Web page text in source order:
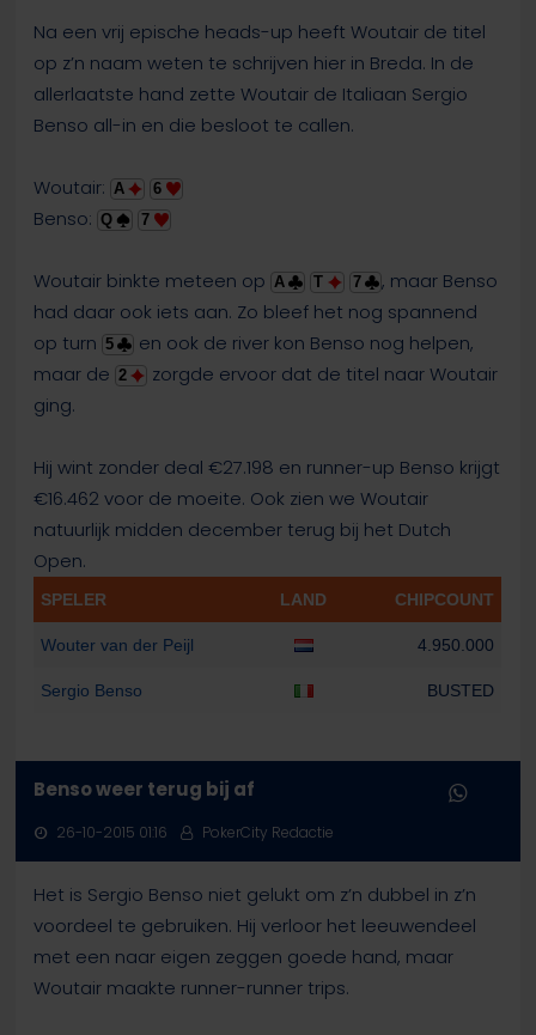
Na een vrij epische heads-up heeft Woutair de titel
op z’n naam weten te schrijven hier in Breda. In de
allerlaatste hand zette Woutair de Italiaan Sergio
Benso all-in en die besloot te callen.
Woutair: A 6
Benso: Q 7
Woutair binkte meteen op A T 7
, maar Benso
had daar ook iets aan. Zo bleef het nog spannend
op turn 5
en ook de river kon Benso nog helpen,
maar de 2
zorgde ervoor dat de titel naar Woutair
ging.
Hij wint zonder deal €27.198 en runner-up Benso krijgt
€16.462 voor de moeite. Ook zien we Woutair
natuurlijk midden december terug bij het Dutch
Open.
SPELER LAND CHIPCOUNT
Wouter van der Peijl 4.950.000
Sergio Benso BUSTED
Benso weer terug bij af
26-10-2015 01:16 PokerCity Redactie
Het is Sergio Benso niet gelukt om z’n dubbel in z’n
voordeel te gebruiken. Hij verloor het leeuwendeel
met een naar eigen zeggen goede hand, maar
Woutair maakte runner-runner trips.